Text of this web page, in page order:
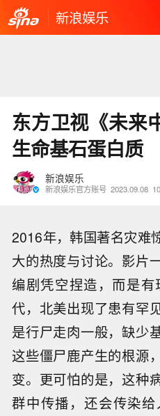
新浪娱乐
东方卫视《未来
生命基石蛋白质
新浪娱乐
新浪娱乐官方账号 2023.09.08
2016年，韩国著名灾难
大的热度与讨论。影片
编剧凭空捏造，而是
代，北美出现了患有罕
是行尸走肉一般，缺少
这些僵尸鹿产生的根源
变。更可怕的是，这种
群中传播，还会传染